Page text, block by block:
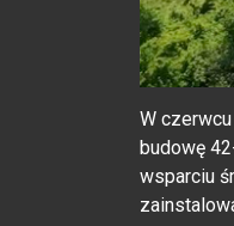
W
budowę
wsparciu